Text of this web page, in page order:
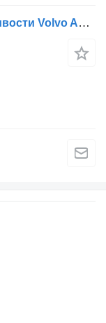
Стабилизатор поперечной устойчивости Volvo Anti-roll bar 1077569 для тягача Volvo FH12